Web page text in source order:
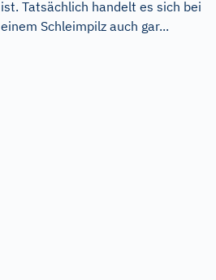
ist. Tatsächlich handelt es sich bei
einem Schleimpilz auch gar...